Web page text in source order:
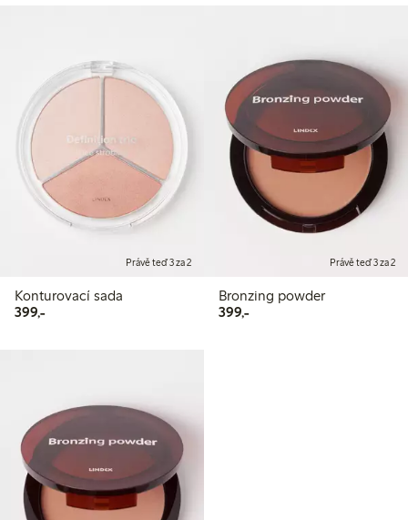
Právě teď 3 za 2
Konturovací sada
399,-399,00 Kč
Právě teď 3 za 2
Bronzing powder
399,-399,00 Kč